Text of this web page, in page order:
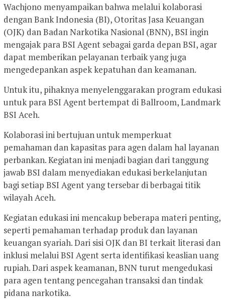
Wachjono menyampaikan bahwa melalui kolaborasi
dengan Bank Indonesia (BI), Otoritas Jasa Keuangan
(OJK) dan Badan Narkotika Nasional (BNN), BSI ingin
mengajak para BSI Agent sebagai garda depan BSI, agar
dapat memberikan pelayanan terbaik yang juga
mengedepankan aspek kepatuhan dan keamanan.
Untuk itu, pihaknya menyelenggarakan program edukasi
untuk para BSI Agent bertempat di Ballroom, Landmark
BSI Aceh.
Kolaborasi ini bertujuan untuk memperkuat
pemahaman dan kapasitas para agen dalam hal layanan
perbankan. Kegiatan ini menjadi bagian dari tanggung
jawab BSI dalam menyediakan edukasi berkelanjutan
bagi setiap BSI Agent yang tersebar di berbagai titik
wilayah Aceh.
Kegiatan edukasi ini mencakup beberapa materi penting,
seperti pemahaman terhadap produk dan layanan
keuangan syariah. Dari sisi OJK dan BI terkait literasi dan
inklusi melalui BSI Agent serta identifikasi keaslian uang
rupiah. Dari aspek keamanan, BNN turut mengedukasi
para agen tentang pencegahan transaksi dan tindak
pidana narkotika.